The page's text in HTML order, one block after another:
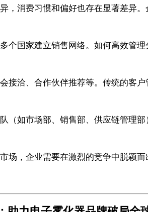
，消费习惯和偏好也存在显著差异
个国家建立销售网络。如何高效管理
接洽、合作伙伴推荐等。传统的客
（如市场部、销售部、供应链管理
场，企业需要在激烈的竞争中脱颖而